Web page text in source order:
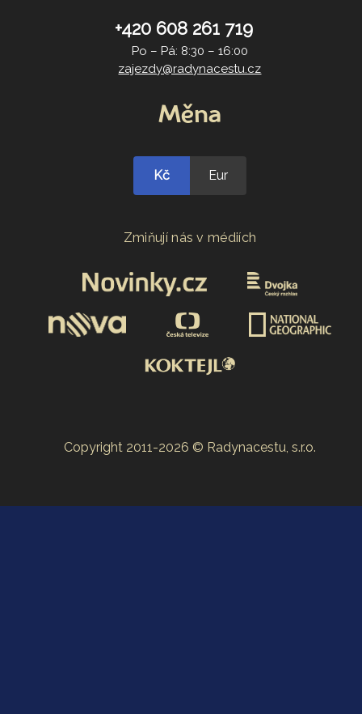
+420 608 261 719
Po – Pá: 8:30 – 16:00
zajezdy@radynacestu.cz
Měna
Kč Eur
Zmiňují nás v médiích
Copyright 2011-2026 © Radynacestu, s.r.o.